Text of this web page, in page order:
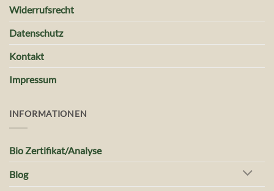
Widerrufsrecht
Datenschutz
Kontakt
Impressum
INFORMATIONEN
Bio Zertifikat/Analyse
Blog